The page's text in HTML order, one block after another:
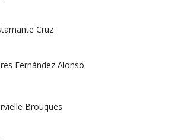
Cruz
Fernández Alonso
Brouques